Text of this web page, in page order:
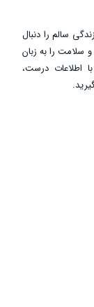
سالم را دنبال
را به زبان
اطلاعات درست،